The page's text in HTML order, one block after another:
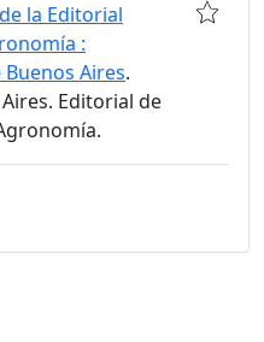
la Editorial
:
Aires.
Editorial de